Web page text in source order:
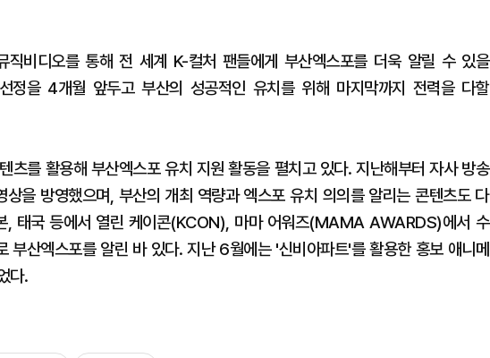
비디오를 통해 전 세계 K-컬처 팬들에게 부산엑스포를 더욱 알릴 수 있을
정을 4개월 앞두고 부산의 성공적인 유치를 위해 마지막까지 전력을 다할
츠를 활용해 부산엑스포 유치 지원 활동을 펼치고 있다. 지난해부터 자사 방송
상을 방영했으며, 부산의 개최 역량과 엑스포 유치 의의를 알리는 콘텐츠도 다
, 태국 등에서 열린 케이콘(KCON), 마마 어워즈(MAMA AWARDS)에서 수
부산엑스포를 알린 바 있다. 지난 6월에는 '신비아파트'를 활용한 홍보 애니메
다.